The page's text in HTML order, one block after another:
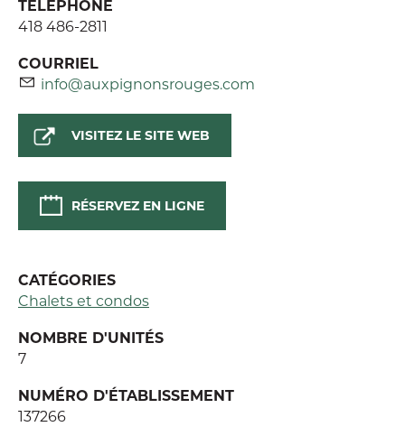
TÉLÉPHONE
418 486-2811
COURRIEL
info@auxpignonsrouges.com
VISITEZ LE SITE WEB
RÉSERVEZ EN LIGNE
CATÉGORIES
Chalets et condos
NOMBRE D'UNITÉS
7
NUMÉRO D'ÉTABLISSEMENT
137266